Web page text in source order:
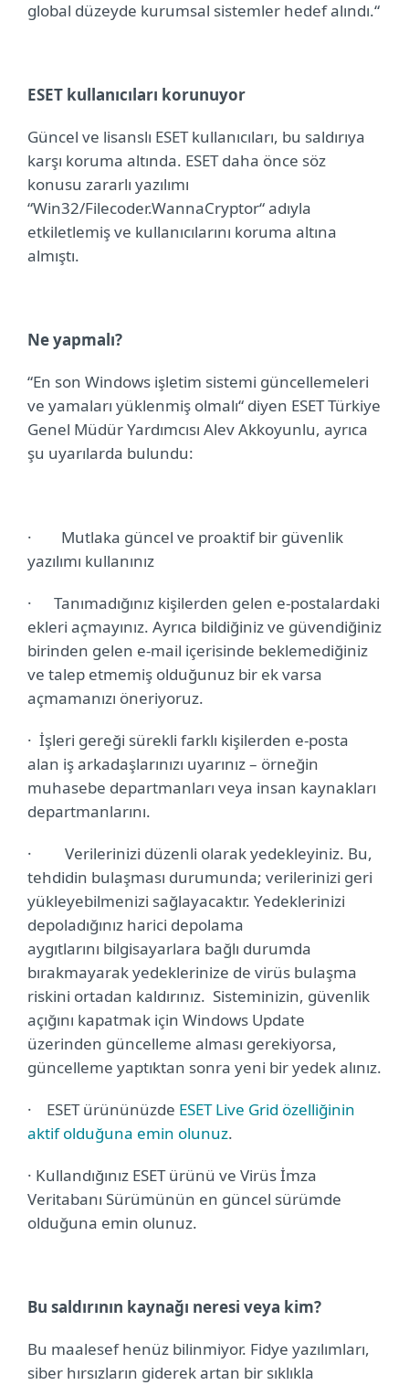
global düzeyde kurumsal sistemler hedef alındı.“
ESET kullanıcıları korunuyor
Güncel ve lisanslı ESET kullanıcıları, bu saldırıya
karşı koruma altında. ESET daha önce söz
konusu zararlı yazılımı
“Win32/Filecoder.WannaCryptor“ adıyla
etkiletlemiş ve kullanıcılarını koruma altına
almıştı.
Ne yapmalı?
“En son Windows işletim sistemi güncellemeleri
ve yamaları yüklenmiş olmalı“ diyen ESET Türkiye
Genel Müdür Yardımcısı Alev Akkoyunlu, ayrıca
şu uyarılarda bulundu:
·
Mutlaka güncel ve proaktif bir güvenlik
yazılımı kullanınız
·
Tanımadığınız kişilerden gelen e-postalardaki
ekleri açmayınız. Ayrıca bildiğiniz ve güvendiğiniz
birinden gelen e-mail içerisinde beklemediğiniz
ve talep etmemiş olduğunuz bir ek varsa
açmamanızı öneriyoruz.
· İşleri gereği sürekli farklı kişilerden e-posta
alan iş arkadaşlarınızı uyarınız – örneğin
muhasebe departmanları veya insan kaynakları
departmanlarını.
·
Verilerinizi düzenli olarak yedekleyiniz. Bu,
tehdidin bulaşması durumunda; verilerinizi geri
yükleyebilmenizi sağlayacaktır. Yedeklerinizi
depoladığınız harici depolama
aygıtlarını bilgisayarlara bağlı durumda
bırakmayarak yedeklerinize de virüs bulaşma
riskini ortadan kaldırınız. Sisteminizin, güvenlik
açığını kapatmak için Windows Update
üzerinden güncelleme alması gerekiyorsa,
güncelleme yaptıktan sonra yeni bir yedek alınız.
·
ESET ürününüzde ESET Live Grid özelliğinin
aktif olduğuna emin olunuz.
· Kullandığınız ESET ürünü ve Virüs İmza
Veritabanı Sürümünün en güncel sürümde
olduğuna emin olunuz.
Bu saldırının kaynağı neresi veya kim?
Bu maalesef henüz bilinmiyor. Fidye yazılımları,
siber hırsızların giderek artan bir sıklıkla